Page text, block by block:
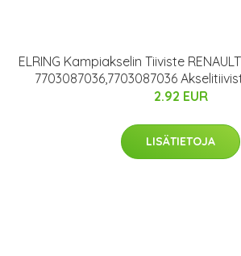
ELRING Kampiakselin Tiiviste
7703087036,7703087036
2.92 EUR
LISÄTIETOJA